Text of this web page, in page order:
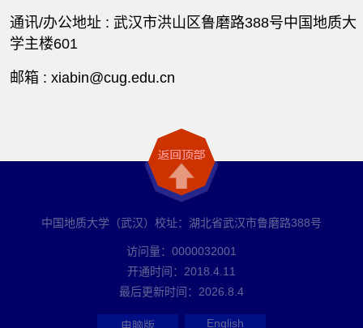
通讯/办公地址 : 武汉市洪山区鲁磨路388号中国地质大
学主楼601
邮箱 :xiabin@cug.edu.cn
中国地质大学（武汉）校址：湖北省武汉市鲁磨路388号
访问量： 0000032001
开通时间： 2018 4 11
最后更新时间： 2026 8 4
English